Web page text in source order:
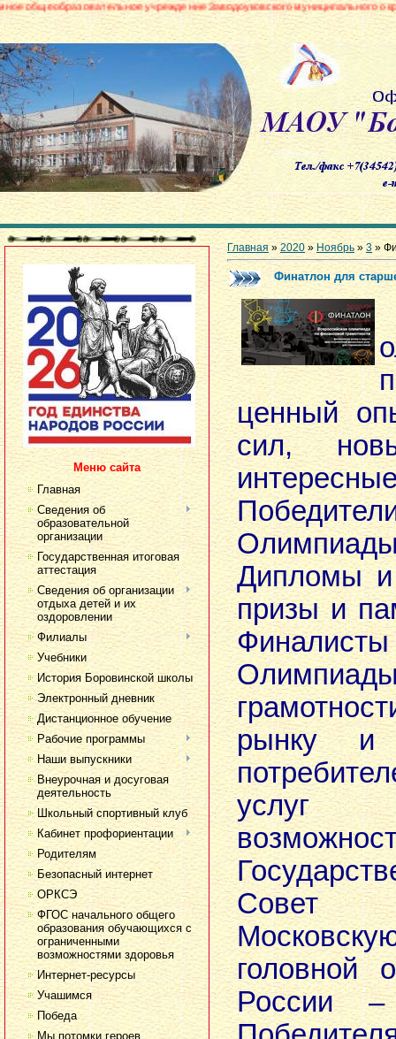
учреждение Заводоуковского муниципального округа
Меню сайта
Главная
Сведения об
образовательной
организации
Государственная итоговая
аттестация
Сведения об организации
отдыха детей и их
оздоровлении
Филиалы
Учебники
История Боровинской школы
Электронный дневник
Дистанционное обучение
Рабочие программы
Наши выпускники
Внеурочная и досуговая
деятельность
Школьный спортивный клуб
Кабинет профориентации
Родителям
Безопасный интернет
ОРКСЭ
ФГОС начального общего
образования обучающихся с
ограниченными
возможностями здоровья
Интернет-ресурсы
Учашимся
Победа
Мы потомки героев
Главная »2020 » Ноябрь » 3 »
Финатлон для
ценный
сил,
Дипломы и
призы и
рынку и
услуг
Совет
головной
России